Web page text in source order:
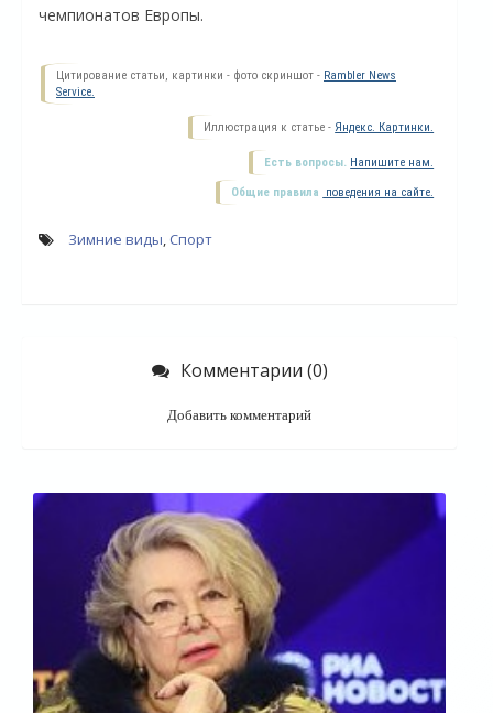
чемпионатов Европы.
Цитирование статьи, картинки - фото скриншот - Rambler News
Service.
Иллюстрация к статье - Яндекс. Картинки.
Есть вопросы. Напишите нам.
Общие правила поведения на сайте.
Зимние виды, Спорт
Комментарии (0)
Добавить комментарий